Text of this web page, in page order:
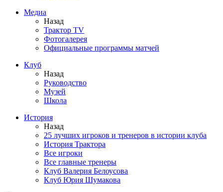
Медиа
Назад
Трактор TV
Фотогалерея
Официальные программы матчей
Клуб
Назад
Руководство
Музей
Школа
История
Назад
25 лучших игроков и тренеров в истории клуба
История Трактора
Все игроки
Все главные тренеры
Клуб Валерия Белоусова
Клуб Юрия Шумакова